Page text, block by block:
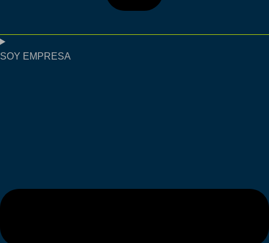
SOY EMPRESA